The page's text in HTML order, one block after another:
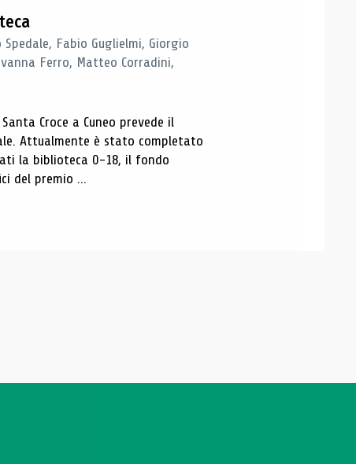
Fabio Guglielmi, Giorgio
Ferro, Matteo Corradini,
Croce a Cuneo prevede il
Attualmente è stato completato
la biblioteca 0-18, il fondo
del premio ...